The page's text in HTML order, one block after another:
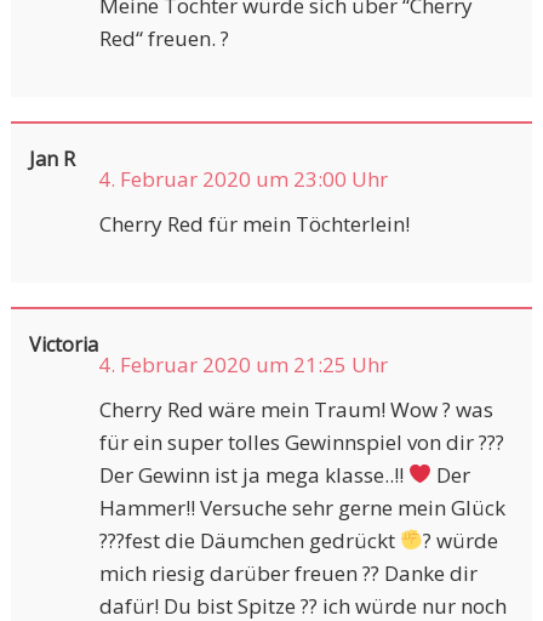
Red“ freuen. ?
Jan R
4. Februar 2020 um 23:00 Uhr
Cherry Red für mein Töchterlein!
Victoria
4. Februar 2020 um 21:25 Uhr
Cherry Red wäre mein Traum! Wow ? was
für ein super tolles Gewinnspiel von dir ???
Der Gewinn ist ja mega klasse..!!
Der
Hammer!! Versuche sehr gerne mein Glück
???fest die Däumchen gedrückt
? würde
mich riesig darüber freuen ?? Danke dir
dafür! Du bist Spitze ?? ich würde nur noch